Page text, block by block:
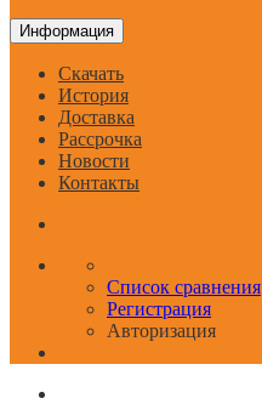
Информация
Скачать
История
Доставка
Рассрочка
Новости
Контакты
Список сравнения
Регистрация
Авторизация